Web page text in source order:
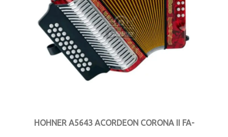
HOHNER A5643 ACORDEON CORONA II FA-